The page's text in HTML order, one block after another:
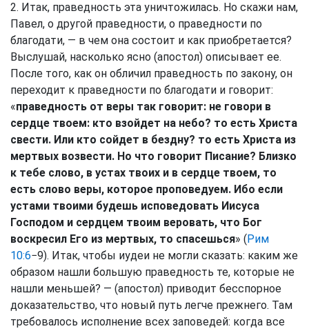
2. Итак, праведность эта уничтожилась. Но скажи нам,
Павел, о другой праведности, о праведности по
благодати, — в чем она состоит и как приобретается?
Выслушай, насколько ясно (апостол) описывает ее.
После того, как он обличил праведность по закону, он
переходит к праведности по благодати и говорит:
«праведность от веры так говорит: не говори в
сердце твоем: кто взойдет на небо? то есть Христа
свести. Или кто сойдет в бездну? то есть Христа из
мертвых возвести. Но что говорит Писание? Близко
к тебе слово, в устах твоих и в сердце твоем, то
есть слово веры, которое проповедуем. Ибо если
устами твоими будешь исповедовать Иисуса
Господом и сердцем твоим веровать, что Бог
воскресил Его из мертвых, то спасешься» (Рим
10:6−9). Итак, чтобы иудеи не могли сказать: каким же
образом нашли большую праведность те, которые не
нашли меньшей? — (апостол) приводит бесспорное
доказательство, что новый путь легче прежнего. Там
требовалось исполнение всех заповедей: когда все